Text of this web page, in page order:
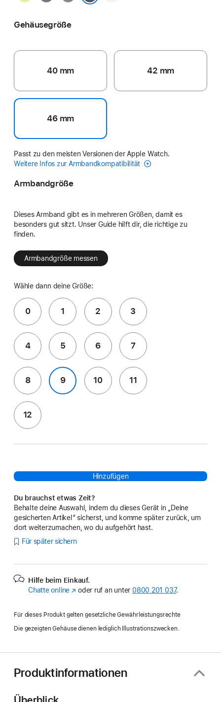
Gehäusegröße
40 mm 42 mm
46 mm
Passt zu den meisten Versionen der Apple Watch.
Weitere Infos zur Armbandkompatibilität
Armbandgröße
Dieses Armband gibt es in mehreren Größen, damit es
besonders gut sitzt. Unser Guide hilft dir, die richtige zu
finden.
Armbandgröße messen
Wähle dann deine Größe:
0 1 2 3
4 5 6 7
8 9 10 11
12
Hinzufügen
Du brauchst etwas Zeit?
Behalte deine Auswahl, indem du dieses Gerät in „Deine
gesicherten Artikel“ sicherst, und komme später zurück, um
dort weiterzumachen, wo du aufgehört hast.
Für später sichern
Hilfe beim Einkauf.
Chatte online (Öffnet
Fenster)
oder ruf an unter 0800 201 037.
Für dieses Produkt gelten gesetzliche Gewährleistungsrechte
Die gezeigten Gehäuse dienen lediglich Illustrationszwecken.
Produktinformationen